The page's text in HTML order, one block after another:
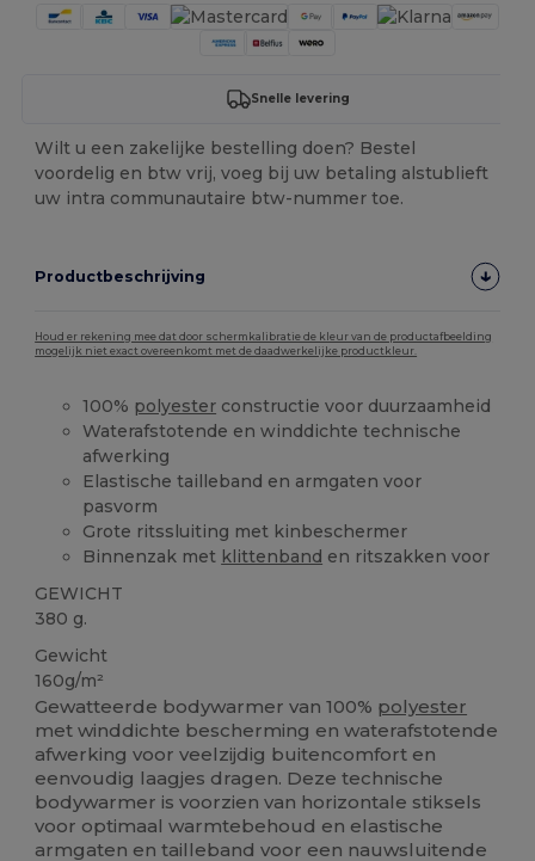
Snelle levering
Wilt u een zakelijke bestelling doen? Bestel
voordelig en btw vrij, voeg bij uw betaling alstublieft
uw intra communautaire btw-nummer toe.
Productbeschrijving
Houd er rekening mee dat door schermkalibratie de kleur van de productafbeelding
mogelijk niet exact overeenkomt met de daadwerkelijke productkleur.
100% polyester constructie voor duurzaamheid
Waterafstotende en winddichte technische
afwerking
Elastische tailleband en armgaten voor
pasvorm
Grote ritssluiting met kinbeschermer
Binnenzak met klittenband en ritszakken voor
GEWICHT
380 g.
Gewicht
160g/m²
Gewatteerde bodywarmer van 100% polyester
met winddichte bescherming en waterafstotende
afwerking voor veelzijdig buitencomfort en
eenvoudig laagjes dragen. Deze technische
bodywarmer is voorzien van horizontale stiksels
voor optimaal warmtebehoud en elastische
armgaten en tailleband voor een nauwsluitende